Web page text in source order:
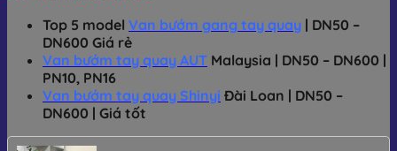
Top 5 model Van bướm gang tay quay | DN50 –
DN600 Giá rẻ
Van bướm tay quay AUT Malaysia | DN50 – DN600 |
PN10, PN16
Van bướm tay quay Shinyi Đài Loan | DN50 –
DN600 | Giá tốt